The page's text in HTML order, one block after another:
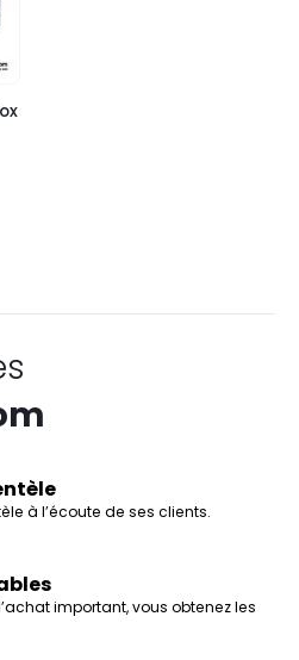
à l’écoute de ses clients.
important, vous obtenez les